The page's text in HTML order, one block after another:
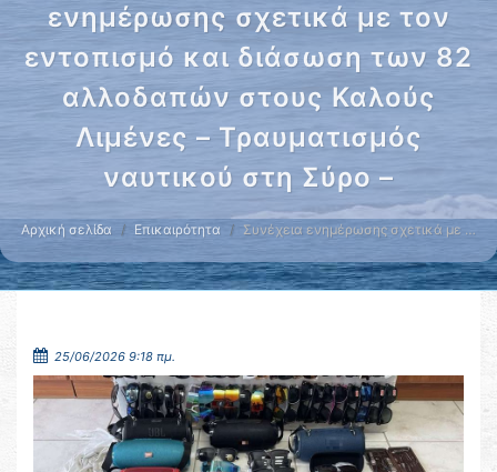
ενημέρωσης σχετικά με τον
εντοπισμό και διάσωση των 82
αλλοδαπών στους Καλούς
Λιμένες – Τραυματισμός
ναυτικού στη Σύρο –
Αρχική σελίδα Επικαιρότητα Συνέχεια ενημέρωσης σχετικά με …
25/06/2026 9:18 πμ.